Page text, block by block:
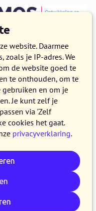
website. Daarmee
zoals je IP-adres. We
de website goed te
te onthouden, om te
gebruiken en om je
Je kunt zelf je
via 'Zelf
cookies het gaat.
privacyverklaring.
gratis in
magazine
hoe online